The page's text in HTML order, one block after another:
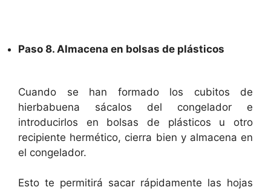
Paso 8. Almacena en bolsas de plásticos
Cuando se han formado los cubitos de
hierbabuena sácalos del congelador e
introducirlos en bolsas de plásticos u otro
recipiente hermético, cierra bien y almacena en
el congelador.
Esto te permitirá sacar rápidamente las hojas